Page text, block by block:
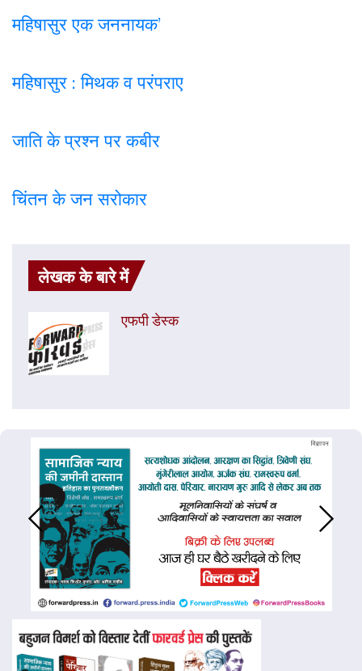
महिषासुर एक जननायक’
महिषासुर : मिथक व परंपराए
जाति के प्रश्न पर कबीर
चिंतन के जन सरोकार
लेखक के बारे में
एफपी डेस्‍क